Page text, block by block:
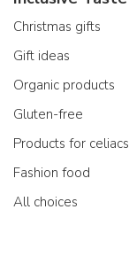
Christmas gifts
Gift ideas
Organic products
Gluten-free
Products for celiacs
Fashion food
All choices